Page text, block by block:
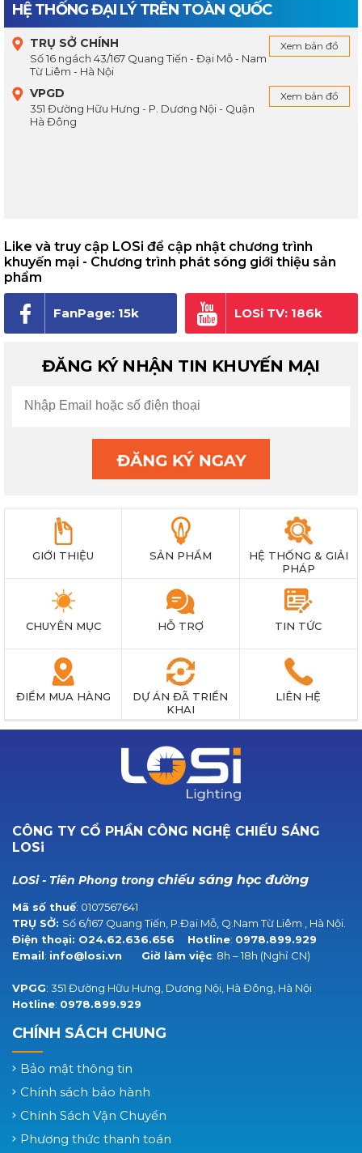
HỆ THỐNG ĐẠI LÝ TRÊN TOÀN QUỐC
Xem bản đồ
TRỤ SỞ CHÍNH
Số 16 ngách 43/167 Quang Tiến - Đại Mỗ - Nam
Từ Liêm - Hà Nội
Xem bản đồ
VPGD
351 Đường Hữu Hưng - P. Dương Nội - Quận
Hà Đông
Like và truy cập LOSi để cập nhật chương trình
khuyến mại - Chương trình phát sóng giới thiệu sản
phẩm
FanPage: 15k
người theo dõi
LOSi TV: 186k
ĐĂNG KÝ NHẬN TIN KHUYẾN MẠI
GIỚI THIỆU SẢN PHẨM
HỆ THỐNG & GIẢI
PHÁP
CHUYÊN MỤC HỖ TRỢ TIN TỨC
ĐIỂM MUA HÀNG
DỰ ÁN ĐÃ TRIỂN
KHAI
LIÊN HỆ
CÔNG TY CỔ PHẦN CÔNG NGHỆ CHIẾU SÁNG
LOSi
LOSi - Tiên Phong trong chiếu sáng học đường
Mã số thuế: 0107567641
TRỤ SỞ: Số 6/167 Quang Tiến, P.Đại Mỗ, Q.Nam Từ Liêm , Hà Nội.
Điện thoại: O24.62.636.656 Hotline: 0978.899.929
Email: info@losi.vn Giờ làm việc: 8h – 18h (Nghỉ CN)
VPGG: 351 Đường Hữu Hưng, Dương Nội, Hà Đông, Hà Nội
Hotline: 0978.899.929
CHÍNH SÁCH CHUNG
Bảo mật thông tin
Chính sách bảo hành
Chính Sách Vận Chuyển
Phương thức thanh toán